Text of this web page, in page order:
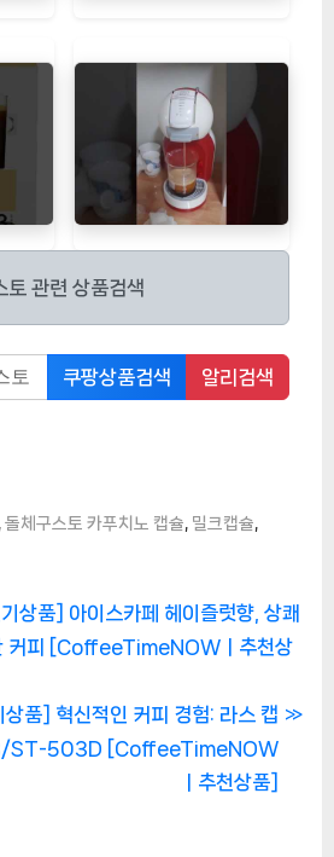
토 관련 상품검색
쿠팡상품검색 알리검색
,돌체구스토 카푸치노 캡슐 밀크캡슐
상품] 아이스카페 헤이즐럿향, 상쾌
커피 [CoffeeTimeNOWㅣ추천상
품] 혁신적인 커피 경험: 라스 캡
ST-503D [CoffeeTimeNOW
ㅣ추천상품]